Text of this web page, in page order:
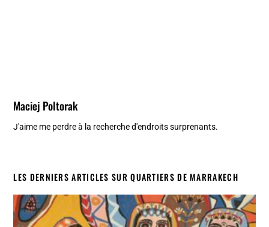
Maciej Poltorak
J'aime me perdre à la recherche d'endroits surprenants.
LES DERNIERS ARTICLES SUR QUARTIERS DE MARRAKECH